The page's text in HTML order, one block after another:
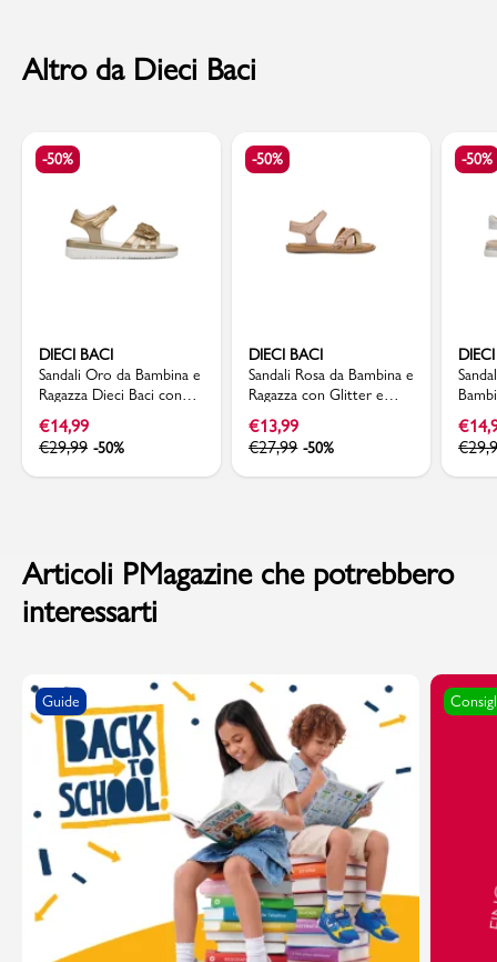
Altro da Dieci Baci
-50%
DIECI BACI
Sandali Oro da Bambina e
Ragazza Dieci Baci con
Fiori decorativi e Strass
€14,99
€29,99 -50%
-50%
DIECI BACI
Sandali Rosa da Bambina e
Ragazza con Glitter e
Strappo in velcro Dieci
Baci
€13,99
€27,99 -50%
-50%
Dieci
€
€
Articoli PMagazine che potrebbero
interessarti
Guide